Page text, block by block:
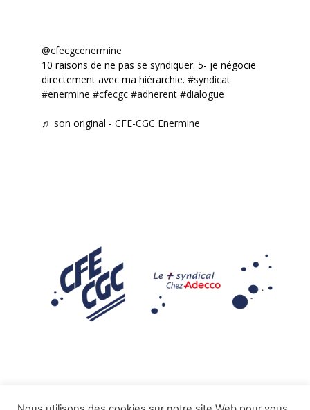
@cfecgcenermine
10 raisons de ne pas se syndiquer. 5- je négocie
directement avec ma hiérarchie. #syndicat
#enermine #cfecgc #adherent #dialogue
♬ son original - CFE-CGC Enermine